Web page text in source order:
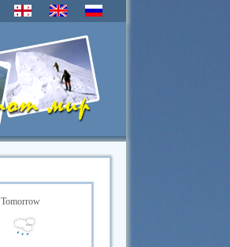
Tomorrow